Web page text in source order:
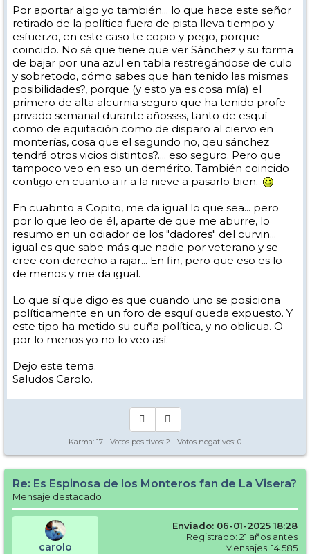
a pasarlo bien, y ya.
Por aportar algo yo también... lo que hace este señor
retirado de la política fuera de pista lleva tiempo y
esfuerzo, en este caso te copio y pego, porque
coincido. No sé que tiene que ver Sánchez y su forma
de bajar por una azul en tabla restregándose de culo
y sobretodo, cómo sabes que han tenido las mismas
posibilidades?, porque (y esto ya es cosa mía) el
primero de alta alcurnia seguro que ha tenido profe
privado semanal durante añossss, tanto de esquí
como de equitación como de disparo al ciervo en
monterías, cosa que el segundo no, qeu sánchez
tendrá otros vicios distintos?.... eso seguro. Pero que
tampoco veo en eso un demérito. También coincido
contigo en cuanto a ir a la nieve a pasarlo bien.
En cuabnto a Copito, me da igual lo que sea... pero
por lo que leo de él, aparte de que me aburre, lo
resumo en un odiador de los "dadores" del curvin...
igual es que sabe más que nadie por veterano y se
cree con derecho a rajar... En fin, pero que eso es lo
de menos y me da igual.
Lo que sí que digo es que cuando uno se posiciona
políticamente en un foro de esquí queda expuesto. Y
este tipo ha metido su cuña política, y no oblicua. O
por lo menos yo no lo veo así.
Dejo este tema.
Saludos Carolo.
Karma: 17 - Votos positivos: 2 - Votos negativos: 0
Re: Es Espinosa de los Monteros fan de La Visera?
Mensaje destacado
carolo
Enviado: 06-01-2025 18:28
Registrado: 21 años antes
Mensajes: 14.585